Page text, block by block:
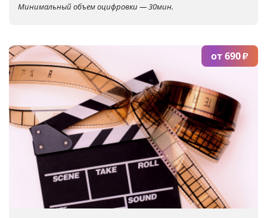
Минимальный объем оцифровки — 30мин.
от 690₽